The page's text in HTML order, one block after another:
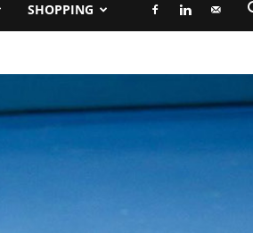
SHOPPING